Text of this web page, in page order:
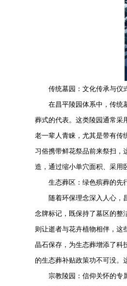
传统墓园：文化传承与仪
在昌平陵园体系中，传统
葬式的代表。这类陵园通常采
老一辈人青睐，尤其是带有传
习俗携带鲜花祭品前来祭扫，
造，通过缩小单穴面积、采用
生态葬区：绿色殡葬的先
随着环保理念深入人心，
念牌标记，既保持了墓区的整
则让逝者与花卉植物相伴，这
晶石保存，为生态葬增添了科
的生态葬补贴政策功不可没。
宗教陵园：信仰关怀的专